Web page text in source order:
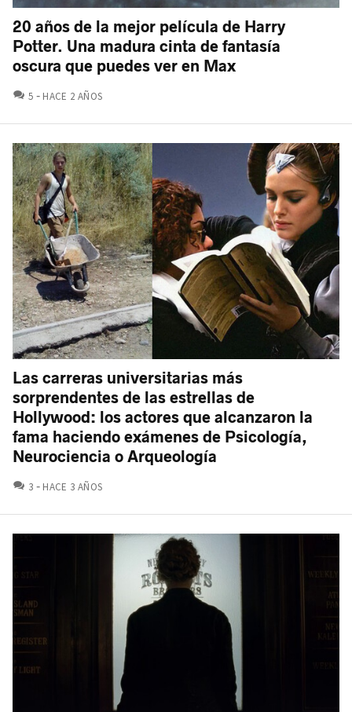
20 años de la mejor película de Harry
Potter. Una madura cinta de fantasía
oscura que puedes ver en Max
5 COMENTARIOS
HACE 2 AÑOS
Las carreras universitarias más
sorprendentes de las estrellas de
Hollywood: los actores que alcanzaron la
fama haciendo exámenes de Psicología,
Neurociencia o Arqueología
3 COMENTARIOS
HACE 3 AÑOS